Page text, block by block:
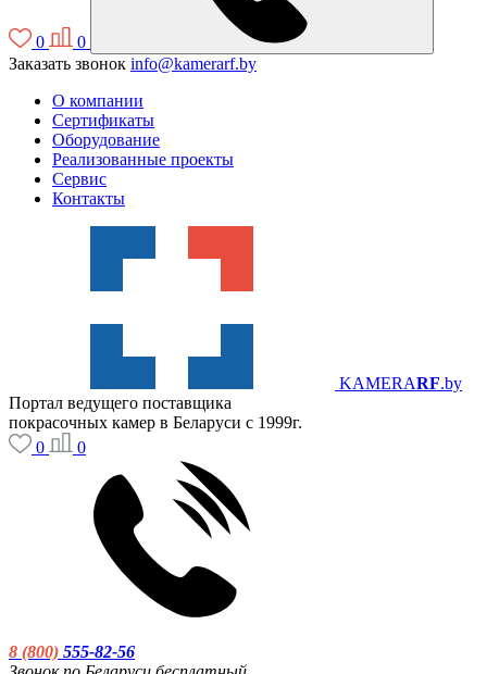
0
0
Заказать звонок info@kamerarf.by
О компании
Сертификаты
Оборудование
Реализованные проекты
Сервис
Контакты
KAMERARF.by
Портал ведущего поставщика
покрасочных камер в Беларуси с 1999г.
0
0
8 (800) 555-82-56